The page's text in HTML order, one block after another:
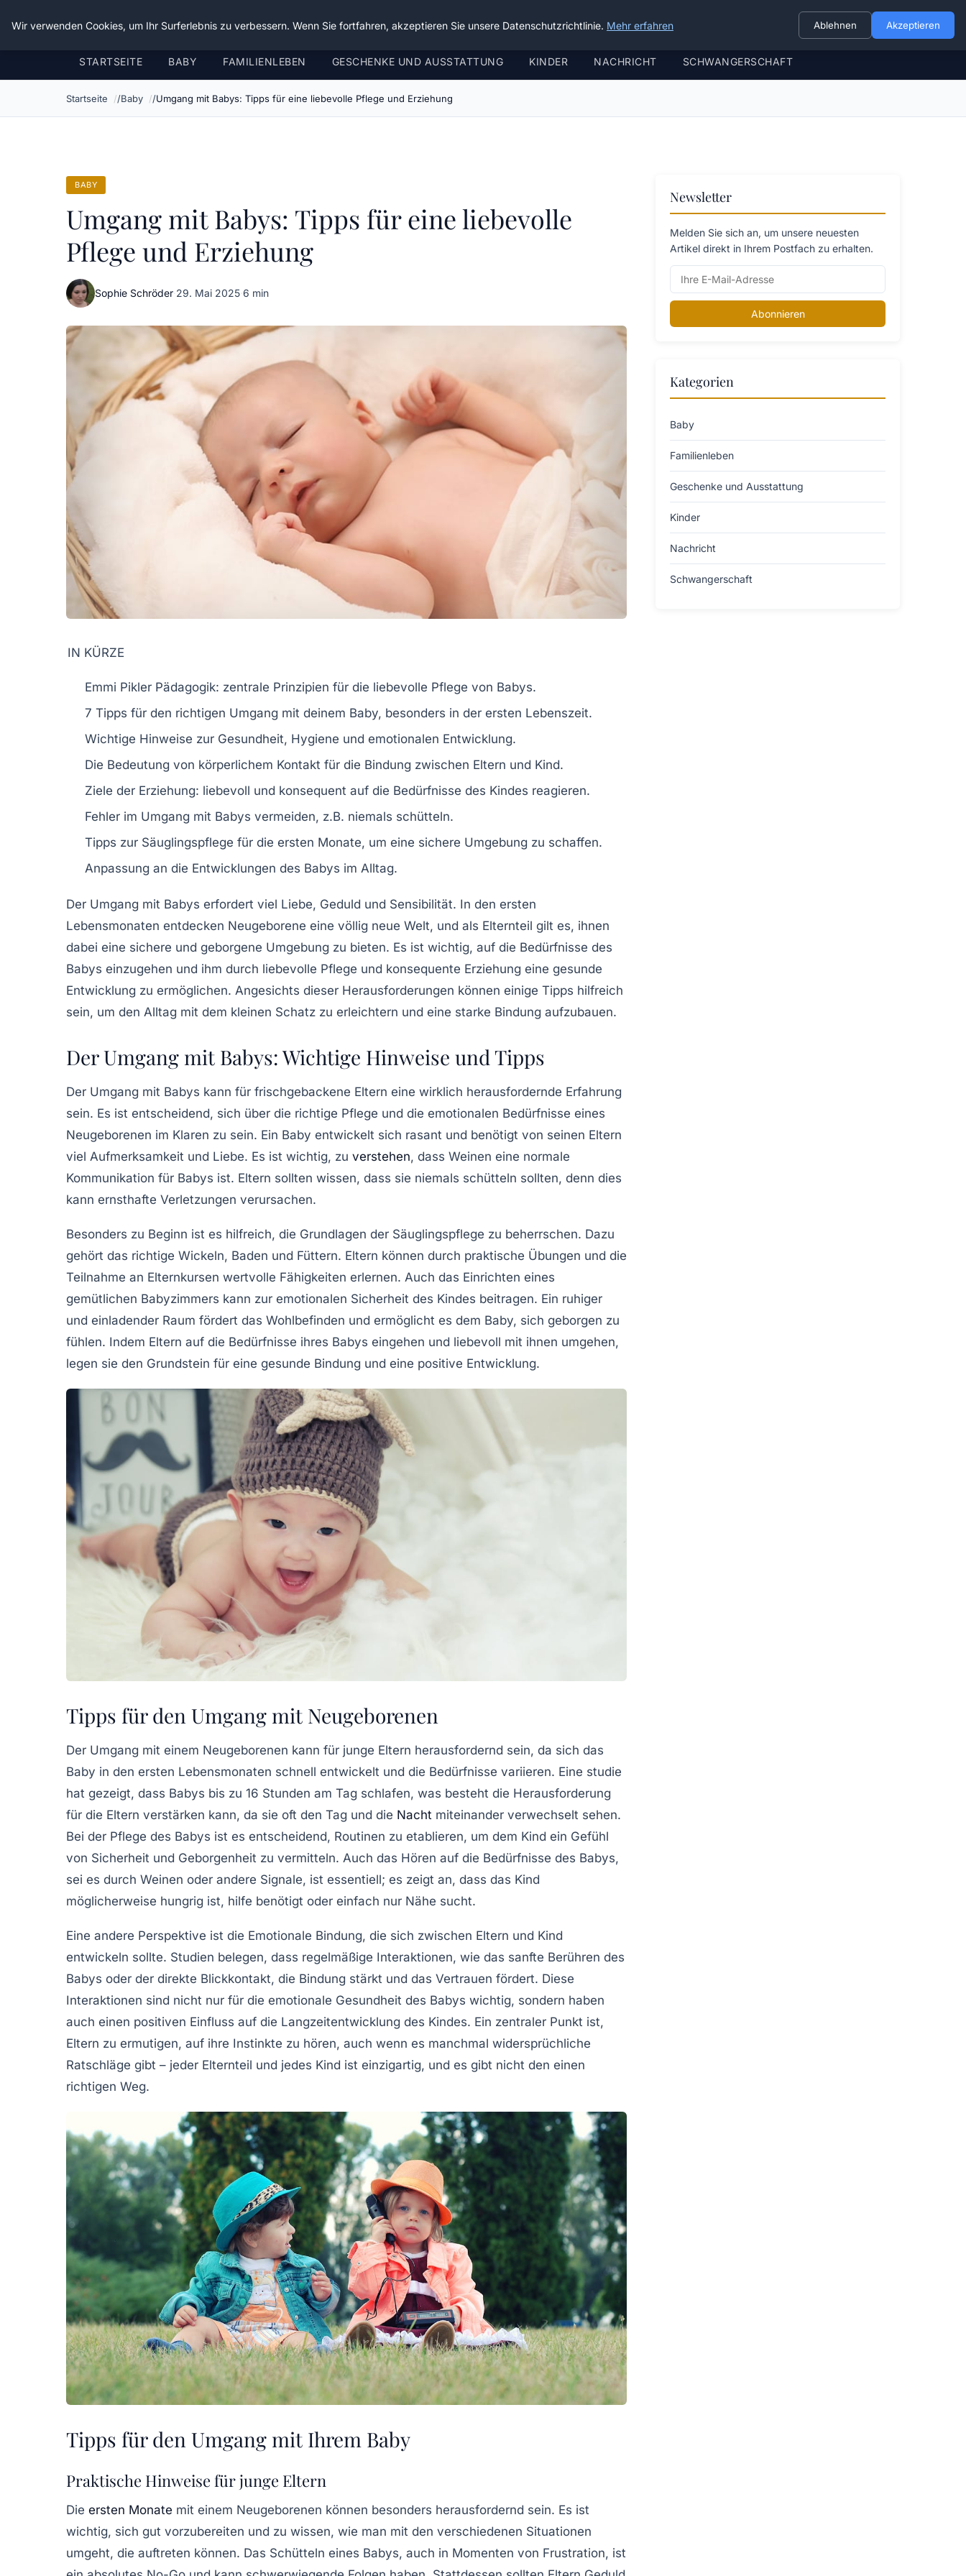
Verflixt-und-aufgetrennt.de
STARTSEITE BABY FAMILIENLEBEN GESCHENKE UND AUSSTATTUNG KINDER NACHRICHT SCHWANGERSCHAFT
Startseite Baby Umgang mit Babys: Tipps für eine liebevolle Pflege und Erziehung
BABY
Umgang mit Babys: Tipps für eine liebevolle
Pflege und Erziehung
Sophie Schröder·29. Mai 2025·6 min
IN KÜRZE
Emmi Pikler Pädagogik: zentrale Prinzipien für die liebevolle Pflege von Babys.
7 Tipps für den richtigen Umgang mit deinem Baby, besonders in der ersten Lebenszeit.
Wichtige Hinweise zur Gesundheit, Hygiene und emotionalen Entwicklung.
Die Bedeutung von körperlichem Kontakt für die Bindung zwischen Eltern und Kind.
Ziele der Erziehung: liebevoll und konsequent auf die Bedürfnisse des Kindes reagieren.
Fehler im Umgang mit Babys vermeiden, z.B. niemals schütteln.
Tipps zur Säuglingspflege für die ersten Monate, um eine sichere Umgebung zu schaffen.
Anpassung an die Entwicklungen des Babys im Alltag.
Der Umgang mit Babys erfordert viel Liebe, Geduld und Sensibilität. In den ersten
Lebensmonaten entdecken Neugeborene eine völlig neue Welt, und als Elternteil gilt es, ihnen
dabei eine sichere und geborgene Umgebung zu bieten. Es ist wichtig, auf die Bedürfnisse des
Babys einzugehen und ihm durch liebevolle Pflege und konsequente Erziehung eine gesunde
Entwicklung zu ermöglichen. Angesichts dieser Herausforderungen können einige Tipps hilfreich
sein, um den Alltag mit dem kleinen Schatz zu erleichtern und eine starke Bindung aufzubauen.
Der Umgang mit Babys: Wichtige Hinweise und Tipps
Der Umgang mit Babys kann für frischgebackene Eltern eine wirklich herausfordernde Erfahrung
sein. Es ist entscheidend, sich über die richtige Pflege und die emotionalen Bedürfnisse eines
Neugeborenen im Klaren zu sein. Ein Baby entwickelt sich rasant und benötigt von seinen Eltern
viel Aufmerksamkeit und Liebe. Es ist wichtig, zu verstehen, dass Weinen eine normale
Kommunikation für Babys ist. Eltern sollten wissen, dass sie niemals schütteln sollten, denn dies
kann ernsthafte Verletzungen verursachen.
Besonders zu Beginn ist es hilfreich, die Grundlagen der Säuglingspflege zu beherrschen. Dazu
gehört das richtige Wickeln, Baden und Füttern. Eltern können durch praktische Übungen und die
Teilnahme an Elternkursen wertvolle Fähigkeiten erlernen. Auch das Einrichten eines
gemütlichen Babyzimmers kann zur emotionalen Sicherheit des Kindes beitragen. Ein ruhiger
und einladender Raum fördert das Wohlbefinden und ermöglicht es dem Baby, sich geborgen zu
fühlen. Indem Eltern auf die Bedürfnisse ihres Babys eingehen und liebevoll mit ihnen umgehen,
legen sie den Grundstein für eine gesunde Bindung und eine positive Entwicklung.
Tipps für den Umgang mit Neugeborenen
Der Umgang mit einem Neugeborenen kann für junge Eltern herausfordernd sein, da sich das
Baby in den ersten Lebensmonaten schnell entwickelt und die Bedürfnisse variieren. Eine studie
hat gezeigt, dass Babys bis zu 16 Stunden am Tag schlafen, was besteht die Herausforderung
für die Eltern verstärken kann, da sie oft den Tag und die Nacht miteinander verwechselt sehen.
Bei der Pflege des Babys ist es entscheidend, Routinen zu etablieren, um dem Kind ein Gefühl
von Sicherheit und Geborgenheit zu vermitteln. Auch das Hören auf die Bedürfnisse des Babys,
sei es durch Weinen oder andere Signale, ist essentiell; es zeigt an, dass das Kind
möglicherweise hungrig ist, hilfe benötigt oder einfach nur Nähe sucht.
Eine andere Perspektive ist die Emotionale Bindung, die sich zwischen Eltern und Kind
entwickeln sollte. Studien belegen, dass regelmäßige Interaktionen, wie das sanfte Berühren des
Babys oder der direkte Blickkontakt, die Bindung stärkt und das Vertrauen fördert. Diese
Interaktionen sind nicht nur für die emotionale Gesundheit des Babys wichtig, sondern haben
auch einen positiven Einfluss auf die Langzeitentwicklung des Kindes. Ein zentraler Punkt ist,
Eltern zu ermutigen, auf ihre Instinkte zu hören, auch wenn es manchmal widersprüchliche
Ratschläge gibt – jeder Elternteil und jedes Kind ist einzigartig, und es gibt nicht den einen
richtigen Weg.
Tipps für den Umgang mit Ihrem Baby
Praktische Hinweise für junge Eltern
Die ersten Monate mit einem Neugeborenen können besonders herausfordernd sein. Es ist
wichtig, sich gut vorzubereiten und zu wissen, wie man mit den verschiedenen Situationen
umgeht, die auftreten können. Das Schütteln eines Babys, auch in Momenten von Frustration, ist
Newsletter
Melden Sie sich an, um unsere neuesten
Artikel direkt in Ihrem Postfach zu erhalten.
Abonnieren
Kategorien
Baby
Familienleben
Geschenke und Ausstattung
Kinder
Nachricht
Schwangerschaft
Wir verwenden Cookies, um Ihr Surferlebnis zu verbessern. Wenn Sie fortfahren, akzeptieren Sie unsere Datenschutzrichtlinie. Mehr erfahren Ablehnen Akzeptieren